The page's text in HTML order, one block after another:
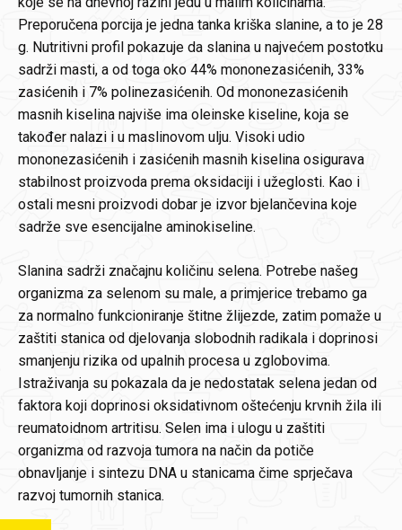
Preporučena porcija je jedna tanka kriška slanine, a to je 28
g. Nutritivni profil pokazuje da slanina u najvećem postotku
sadrži masti, a od toga oko 44% mononezasićenih, 33%
zasićenih i 7% polinezasićenih. Od mononezasićenih
masnih kiselina najviše ima oleinske kiseline, koja se
također nalazi i u maslinovom ulju. Visoki udio
mononezasićenih i zasićenih masnih kiselina osigurava
stabilnost proizvoda prema oksidaciji i užeglosti. Kao i
ostali mesni proizvodi dobar je izvor bjelančevina koje
sadrže sve esencijalne aminokiseline.
Slanina sadrži značajnu količinu selena. Potrebe našeg
organizma za selenom su male, a primjerice trebamo ga
za normalno funkcioniranje štitne žlijezde, zatim pomaže u
zaštiti stanica od djelovanja slobodnih radikala i doprinosi
smanjenju rizika od upalnih procesa u zglobovima.
Istraživanja su pokazala da je nedostatak selena jedan od
faktora koji doprinosi oksidativnom oštećenju krvnih žila ili
reumatoidnom artritisu. Selen ima i ulogu u zaštiti
organizma od razvoja tumora na način da potiče
obnavljanje i sintezu DNA u stanicama čime sprječava
razvoj tumornih stanica.